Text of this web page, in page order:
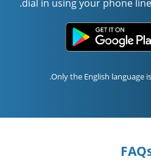
dial in using your phone